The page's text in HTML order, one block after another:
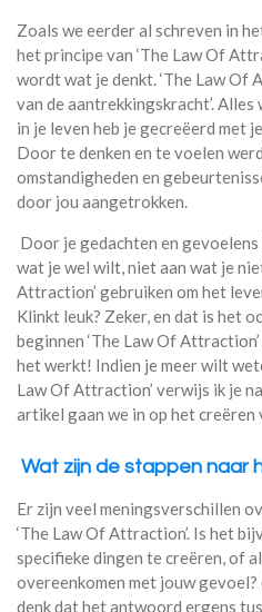
Zoals we eerder al schreven in
het principe van ‘The Law Of
wordt wat je denkt. ‘The Law Of
van de aantrekkingskracht’.
in je leven heb je gecreëerd met
Door te denken en te voelen
omstandigheden en
door jou aangetrokken.
Door je gedachten en
wat je wel wilt, niet aan wat je
Attraction’ gebruiken om het
Klinkt leuk? Zeker, en dat is het
beginnen ‘The Law Of
het werkt! Indien je meer wilt
Law Of Attraction’ verwijs ik je
artikel gaan we in op het creëren
Wat zijn de stappen naar
Er zijn veel meningsverschillen
‘The Law Of Attraction’. Is het
specifieke dingen te creëren, of
overeenkomen met jouw
denk dat het antwoord ergens